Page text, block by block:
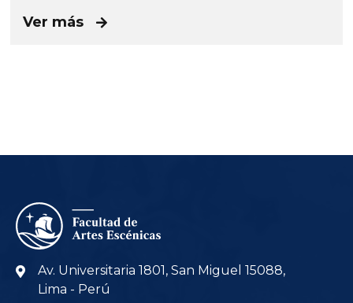
Ver más
Av. Universitaria 1801, San Miguel 15088,
Lima - Perú